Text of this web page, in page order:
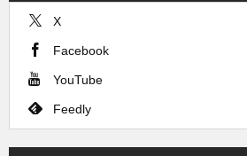
X
Facebook
YouTube
Feedly